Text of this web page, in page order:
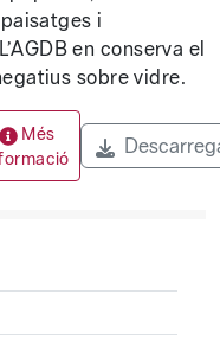
i
en conserva el
sobre vidre.
Més